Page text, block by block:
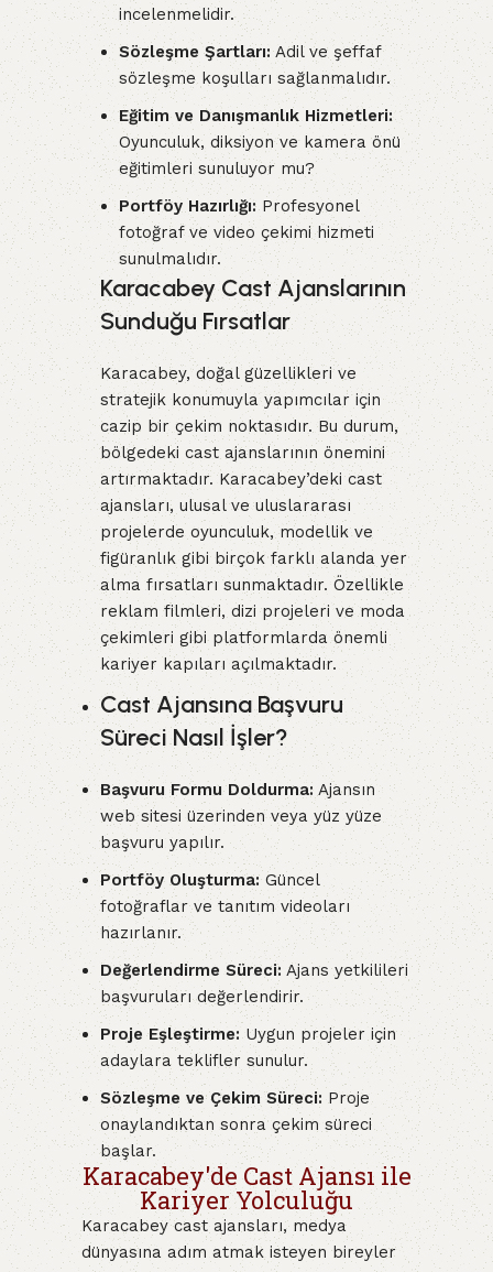
incelenmelidir.
Sözleşme Şartları:Adil ve şeffaf
sözleşme koşulları sağlanmalıdır.
Eğitim ve Danışmanlık Hizmetleri:
Oyunculuk, diksiyon ve kamera önü
eğitimleri sunuluyor mu?
Portföy Hazırlığı:Profesyonel
fotoğraf ve video çekimi hizmeti
sunulmalıdır.
Karacabey Cast Ajanslarının
Sunduğu Fırsatlar
Karacabey, doğal güzellikleri ve
stratejik konumuyla yapımcılar için
cazip bir çekim noktasıdır. Bu durum,
bölgedeki cast ajanslarının önemini
artırmaktadır. Karacabey’deki cast
ajansları, ulusal ve uluslararası
projelerde oyunculuk, modellik ve
figüranlık gibi birçok farklı alanda yer
alma fırsatları sunmaktadır. Özellikle
reklam filmleri, dizi projeleri ve moda
çekimleri gibi platformlarda önemli
kariyer kapıları açılmaktadır.
Cast Ajansına Başvuru
Süreci Nasıl İşler?
Başvuru Formu Doldurma: Ajansın
web sitesi üzerinden veya yüz yüze
başvuru yapılır.
Portföy Oluşturma:Güncel
fotoğraflar ve tanıtım videoları
hazırlanır.
Değerlendirme Süreci: Ajans yetkilileri
başvuruları değerlendirir.
Proje Eşleştirme:Uygun projeler için
adaylara teklifler sunulur.
Sözleşme ve Çekim Süreci: Proje
onaylandıktan sonra çekim süreci
başlar.
Karacabey'de Cast Ajansı ile
Kariyer Yolculuğu
Karacabey cast ajansları, medya
dünyasına adım atmak isteyen bireyler